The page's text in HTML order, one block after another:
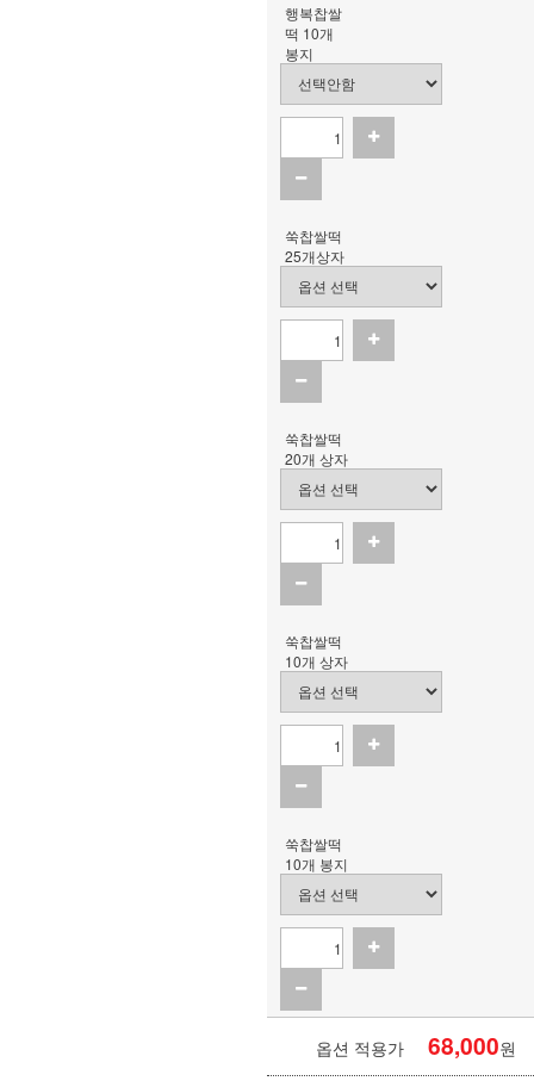
행복찹쌀
떡 10개
봉지
쑥찹쌀떡
25개상자
쑥찹쌀떡
20개 상자
쑥찹쌀떡
10개 상자
쑥찹쌀떡
10개 봉지
옵션 적용가 68,000원